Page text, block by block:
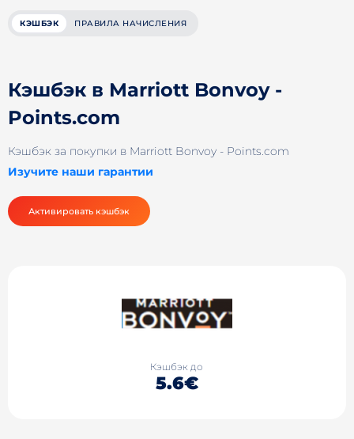
КЭШБЭК ПРАВИЛА НАЧИСЛЕНИЯ
Кэшбэк в Marriott Bonvoy -
Points.com
Кэшбэк за покупки в Marriott Bonvoy - Points.com
Изучите наши гарантии
Активировать кэшбэк
Кэшбэк до
5.6€